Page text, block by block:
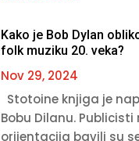
Kako je Bob Dylan
folk muziku 20. veka?
Nov 29, 2024
Stotoine knjiga je
Bobu Dilanu. Publicisti
orijentacija bavili su